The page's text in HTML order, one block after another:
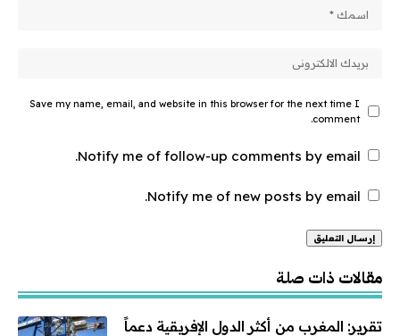
Save my name, email, and website in this browser for the next time I
comment.
Notify me of follow-up comments by email.
Notify me of new posts by email.
مقالات ذات صلة
تقرير: المغرب من أكثر الدول الإفريقية دعماً